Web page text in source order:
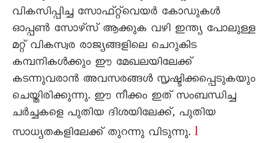
വികസിപ്പിച്ച സോഫ്‌റ്റ്‌വെയർ കോഡുകൾ
ഓപ്പൺ സോഴ്സ് ആക്കുക വഴി ഇന്ത്യ പോലുള്ള
മറ്റ് വികസ്വര രാജ്യങ്ങളിലെ ചെറുകിട
കമ്പനികൾക്കും ഈ മേഖലയിലേക്ക്
കടന്നുവരാൻ അവസരങ്ങൾ സൃഷ്ടിക്കപ്പെടുകയും
ചെയ്തിരിക്കുന്നു. ഈ നീക്കം ഇത് സംബന്ധിച്ച
ചർച്ചകളെ പുതിയ ദിശയിലേക്ക്, പുതിയ
സാധ്യതകളിലേക്ക് തുറന്നു വിടുന്നു. l